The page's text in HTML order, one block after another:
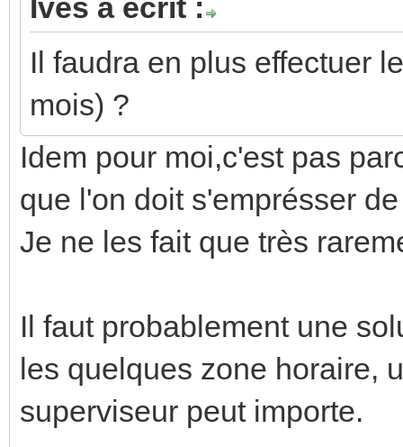
Ives a écrit :
Il faudra en plus effectuer
mois) ?
Idem pour moi,c'est pas
que l'on doit s'emprésser
Je ne les fait que très
Il faut probablement une
les quelques zone horaire,
superviseur peut importe.